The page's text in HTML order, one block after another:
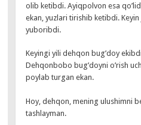
olib ketibdi. Ayiqpolvon esa
ekan, yuzlari tirishib ketibdi.
yuboribdi.
Keyingi yili dehqon bug’doy
Dehqonbobo bug’doyni o’rish
poylab turgan ekan.
Hoy, dehqon, mening ulushimni
tashlayman.